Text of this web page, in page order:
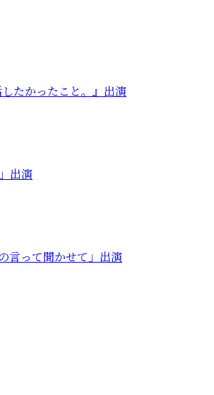
たかったこと。』出演
出演
言って聞かせて」出演